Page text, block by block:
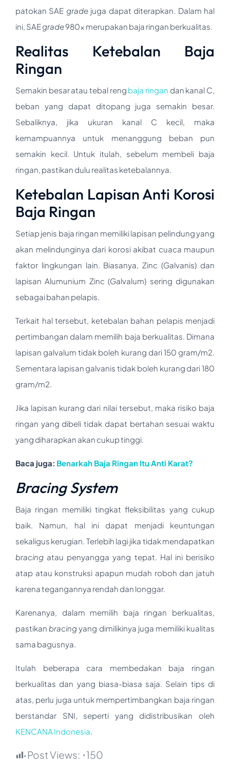
patokan SAE grade juga dapat diterapkan. Dalam hal
ini, SAEgrade980x merupakan baja ringan berkualitas.
Realitas Ketebalan Baja
Ringan
Semakin besar atau tebal reng baja ringan dan kanal C,
beban yang dapat ditopang juga semakin besar.
Sebaliknya, jika ukuran kanal C kecil, maka
kemampuannya untuk menanggung beban pun
semakin kecil. Untuk itulah, sebelum membeli baja
ringan, pastikan dulu realitas ketebalannya.
Ketebalan Lapisan Anti Korosi
Baja Ringan
Setiap jenis baja ringan memiliki lapisan pelindung yang
akan melindunginya dari korosi akibat cuaca maupun
faktor lingkungan lain. Biasanya, Zinc (Galvanis) dan
lapisan Alumunium Zinc (Galvalum) sering digunakan
sebagai bahan pelapis.
Terkait hal tersebut, ketebalan bahan pelapis menjadi
pertimbangan dalam memilih baja berkualitas. Dimana
lapisan galvalum tidak boleh kurang dari 150 gram/m2.
Sementara lapisan galvanis tidak boleh kurang dari 180
gram/m2.
Jika lapisan kurang dari nilai tersebut, maka risiko baja
ringan yang dibeli tidak dapat bertahan sesuai waktu
yang diharapkan akan cukup tinggi.
Baca juga: Benarkah Baja Ringan Itu Anti Karat?
Bracing System
Baja ringan memiliki tingkat fleksibilitas yang cukup
baik. Namun, hal ini dapat menjadi keuntungan
sekaligus kerugian. Terlebih lagi jika tidak mendapatkan
bracing atau penyangga yang tepat. Hal ini berisiko
atap atau konstruksi apapun mudah roboh dan jatuh
karena tegangannya rendah dan longgar.
Karenanya, dalam memilih baja ringan berkualitas,
pastikan bracingyang dimilikinya juga memiliki kualitas
sama bagusnya.
Itulah beberapa cara membedakan baja ringan
berkualitas dan yang biasa-biasa saja. Selain tips di
atas, perlu juga untuk mempertimbangkan baja ringan
berstandar SNI, seperti yang didistribusikan oleh
KENCANA Indonesia.
Post Views: 150